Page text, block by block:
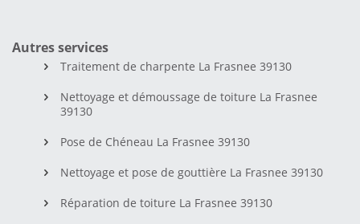
Autres services
Traitement de charpente La Frasnee 39130
Nettoyage et démoussage de toiture La Frasnee
39130
Pose de Chéneau La Frasnee 39130
Nettoyage et pose de gouttière La Frasnee 39130
Réparation de toiture La Frasnee 39130